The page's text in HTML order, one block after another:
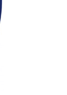
ici